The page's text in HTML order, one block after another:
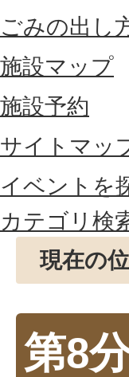
ごみの出し
施設マップ
施設予約
サイトマッ
イベントを
カテゴリ検
現在の
第8